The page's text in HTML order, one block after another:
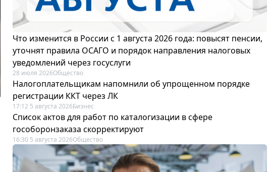
Что изменится в России с 1 августа 2026 года: повысят пенсии,
уточнят правила ОСАГО и порядок направления налоговых
уведомлений через госуслуги
28 июля 2026Общество
Налогоплательщикам напомнили об упрощенном порядке
регистрации ККТ через ЛК
17:12 5 августа 2026Бизнес
Список актов для работ по каталогизации в сфере
гособоронзаказа скорректируют
16:30 5 августа 2026Общество